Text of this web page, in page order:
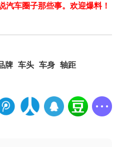
汽车圈子那些事。欢迎爆料！
牌 车头 车身
轴距